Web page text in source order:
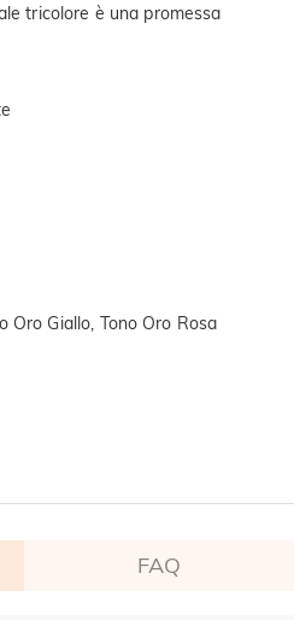
tricolore è una promessa
Oro Giallo, Tono Oro Rosa
FAQ